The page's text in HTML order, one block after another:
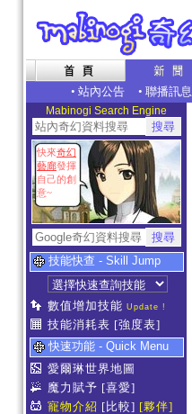
• 站內公告 • 聯播訊息
Mabinogi Search Engine
快來奇幻
藝廊發揮
自己的創
意~
技能快查 - Skill Jump
數值增加技能 Update !
技能消耗表 [強度表]
快速功能 - Quick Menu
愛爾琳世界地圖
魔力賦予 [喜愛]
寵物介紹 [比較] [夥伴]